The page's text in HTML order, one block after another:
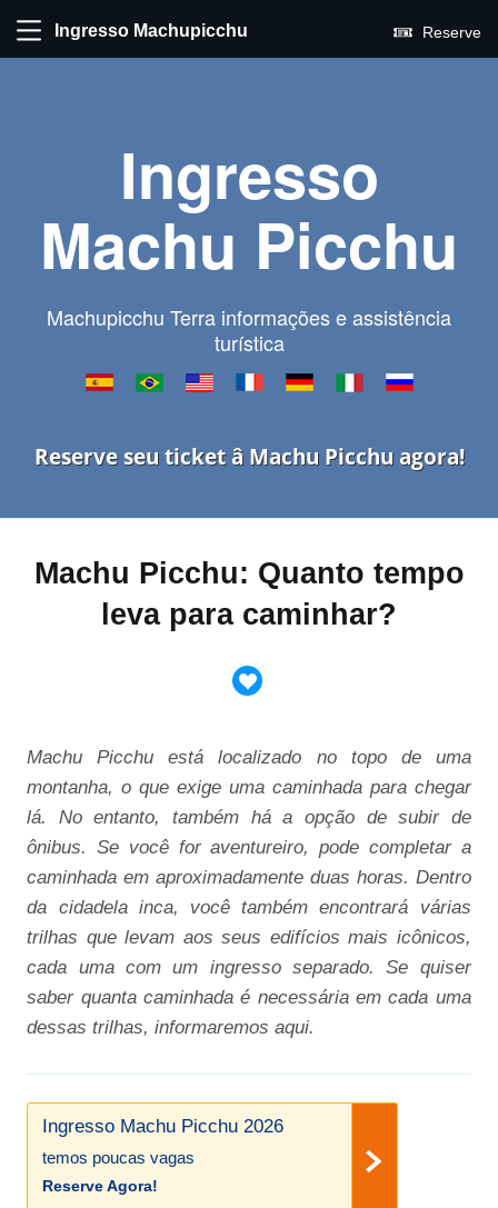
Ingresso Machupicchu Reserve
Ingresso
Machu Picchu
Machupicchu Terra informações e assistência
turística
Reserve seu ticket â Machu Picchu agora!
Machu Picchu: Quanto tempo
leva para caminhar?
Machu Picchu está localizado no topo de uma
montanha, o que exige uma caminhada para chegar
lá. No entanto, também há a opção de subir de
ônibus. Se você for aventureiro, pode completar a
caminhada em aproximadamente duas horas. Dentro
da cidadela inca, você também encontrará várias
trilhas que levam aos seus edifícios mais icônicos,
cada uma com um ingresso separado. Se quiser
saber quanta caminhada é necessária em cada uma
dessas trilhas, informaremos aqui.
Ingresso Machu Picchu 2026
temos poucas vagas
Reserve Agora!